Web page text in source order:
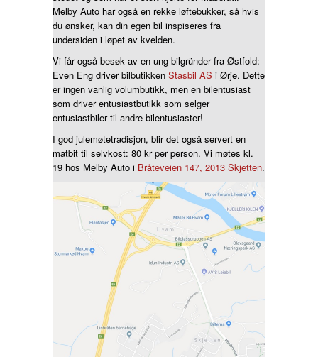
Bilmodeller
Medlemsfordeler
Nedlastinger
Nyheter
Melby Auto har også en rekke løftebukker, så hvis
du ønsker, kan din egen bil inspiseres fra
undersiden i løpet av kvelden.
Vi får også besøk av en ung bilgründer fra Østfold:
Even Eng driver bilbutikken Stasbil AS i Ørje. Dette
er ingen vanlig volumbutikk, men en bilentusiast
som driver entusiastbutikk som selger
entusiastbiler til andre bilentusiaster!
I god julemøtetradisjon, blir det også servert en
matbit til selvkost: 80 kr per person.​ Vi møtes kl.
19 hos Melby Auto i Bråteveien 147, 2013 Skjetten.